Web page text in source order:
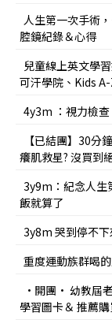
人生第一次手術
腔鏡紀錄＆心得
兒童線上英文學
可汗學院、Kids
4y3m ：視力檢
【已結團】30分
癢肌救星? 沒買到
3y9m：紀念人生
飯就算了
3y8m 哭到停不
重度運動族群喝
•開團• 幼教屆
學習圖卡＆ 推薦